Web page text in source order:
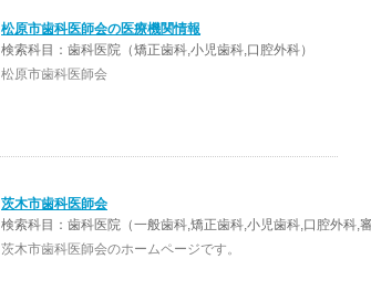
松原市歯科医師会の医療機関情報
検索科目：歯科医院（矯正歯科,小児歯科,口腔外科）
松原市歯科医師会
茨木市歯科医師会
検索科目：歯科医院（一般歯科,矯正歯科,小児歯科,口腔外科,審
茨木市歯科医師会のホームページです。